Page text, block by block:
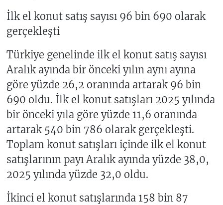
İlk el konut satış sayısı 96 bin 690 olarak
gerçekleşti
Türkiye genelinde ilk el konut satış sayısı
Aralık ayında bir önceki yılın aynı ayına
göre yüzde 26,2 oranında artarak 96 bin
690 oldu. İlk el konut satışları 2025 yılında
bir önceki yıla göre yüzde 11,6 oranında
artarak 540 bin 786 olarak gerçekleşti.
Toplam konut satışları içinde ilk el konut
satışlarının payı Aralık ayında yüzde 38,0,
2025 yılında yüzde 32,0 oldu.
İkinci el konut satışlarında 158 bin 87